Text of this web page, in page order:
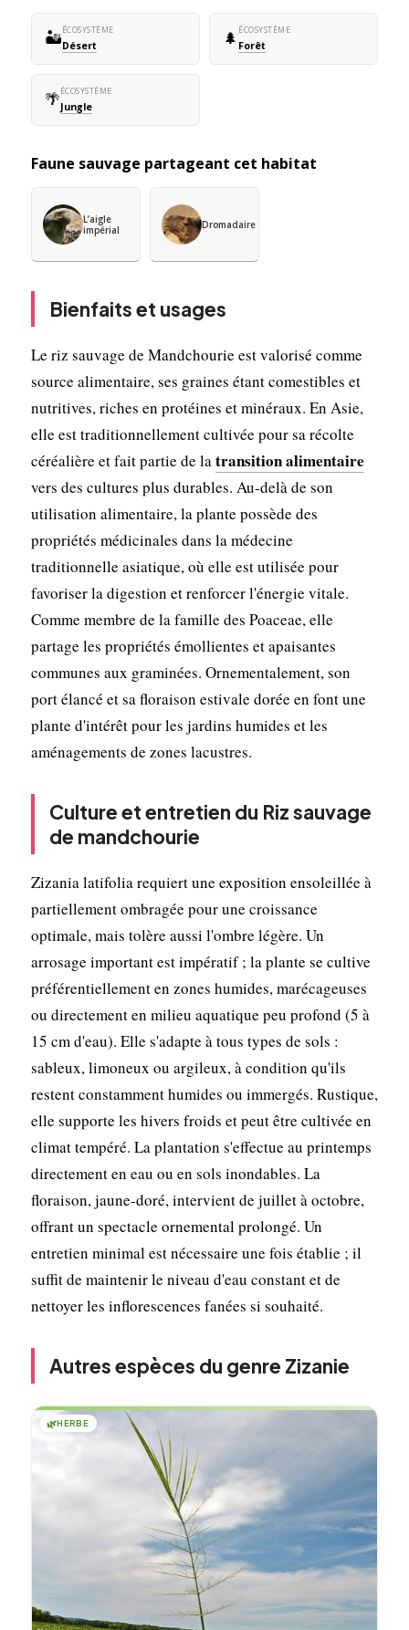
🏜️ÉCOSYSTÈME
Désert 🌲 ÉCOSYSTÈME
Forêt
🌴ÉCOSYSTÈME
Jungle
Faune sauvage partageant cet habitat
L’aigle
impérial
Dromadaire
Bienfaits et usages
Le riz sauvage de Mandchourie est valorisé comme
source alimentaire, ses graines étant comestibles et
nutritives, riches en protéines et minéraux. En Asie,
elle est traditionnellement cultivée pour sa récolte
céréalière et fait partie de latransition alimentaire
vers des cultures plus durables. Au-delà de son
utilisation alimentaire, la plante possède des
propriétés médicinales dans la médecine
traditionnelle asiatique, où elle est utilisée pour
favoriser la digestion et renforcer l'énergie vitale.
Comme membre de la famille des Poaceae, elle
partage les propriétés émollientes et apaisantes
communes aux graminées. Ornementalement, son
port élancé et sa floraison estivale dorée en font une
plante d'intérêt pour les jardins humides et les
aménagements de zones lacustres.
Culture et entretien du Riz sauvage
de mandchourie
Zizania latifolia requiert une exposition ensoleillée à
partiellement ombragée pour une croissance
optimale, mais tolère aussi l'ombre légère. Un
arrosage important est impératif ; la plante se cultive
préférentiellement en zones humides, marécageuses
ou directement en milieu aquatique peu profond (5 à
15 cm d'eau). Elle s'adapte à tous types de sols :
sableux, limoneux ou argileux, à condition qu'ils
restent constamment humides ou immergés. Rustique,
elle supporte les hivers froids et peut être cultivée en
climat tempéré. La plantation s'effectue au printemps
directement en eau ou en sols inondables. La
floraison, jaune-doré, intervient de juillet à octobre,
offrant un spectacle ornemental prolongé. Un
entretien minimal est nécessaire une fois établie ; il
suffit de maintenir le niveau d'eau constant et de
nettoyer les inflorescences fanées si souhaité.
Autres espèces du genre Zizanie
🌿HERBE